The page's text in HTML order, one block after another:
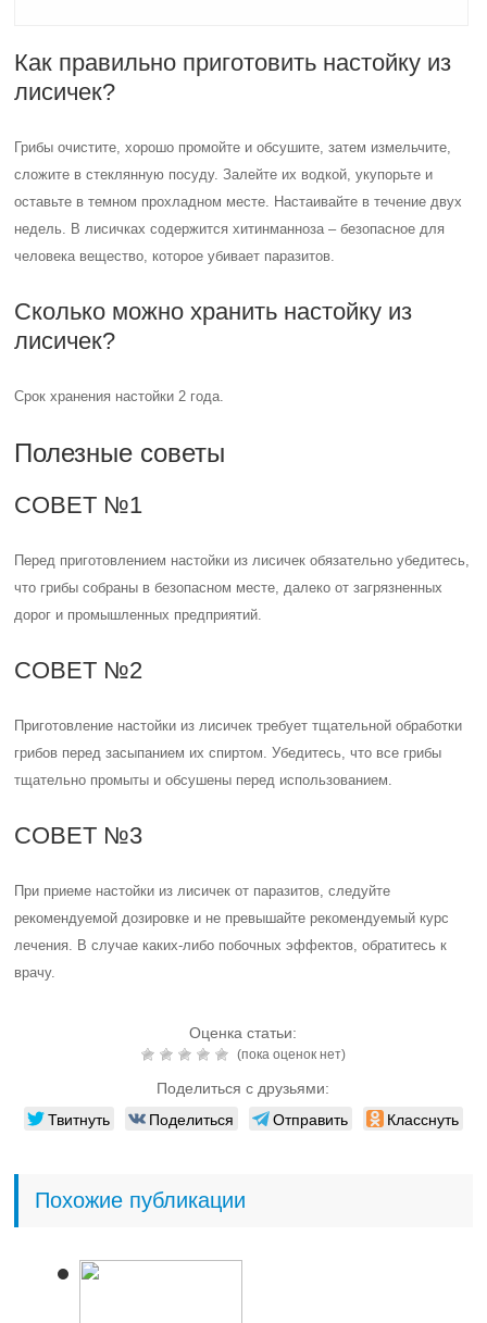
Как правильно приготовить настойку из
лисичек?
Грибы очистите, хорошо промойте и обсушите, затем измельчите,
сложите в стеклянную посуду. Залейте их водкой, укупорьте и
оставьте в темном прохладном месте. Настаивайте в течение двух
недель. В лисичках содержится хитинманноза – безопасное для
человека вещество, которое убивает паразитов.
Сколько можно хранить настойку из
лисичек?
Срок хранения настойки 2 года.
Полезные советы
СОВЕТ №1
Перед приготовлением настойки из лисичек обязательно убедитесь,
что грибы собраны в безопасном месте, далеко от загрязненных
дорог и промышленных предприятий.
СОВЕТ №2
Приготовление настойки из лисичек требует тщательной обработки
грибов перед засыпанием их спиртом. Убедитесь, что все грибы
тщательно промыты и обсушены перед использованием.
СОВЕТ №3
При приеме настойки из лисичек от паразитов, следуйте
рекомендуемой дозировке и не превышайте рекомендуемый курс
лечения. В случае каких-либо побочных эффектов, обратитесь к
врачу.
Оценка статьи:
(пока оценок нет)
Поделиться с друзьями:
Твитнуть Поделиться Отправить Класснуть
Похожие публикации